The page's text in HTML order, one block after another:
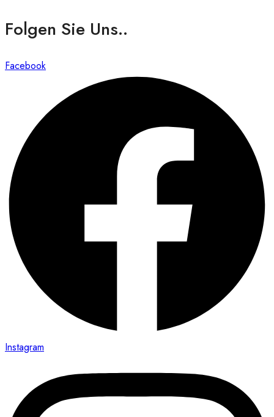
Folgen Sie Uns..
Facebook
Instagram